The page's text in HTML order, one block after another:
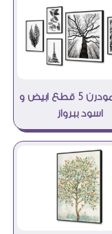
تابلوه مودرن 5 قطع ابيض و
اسود ببرواز